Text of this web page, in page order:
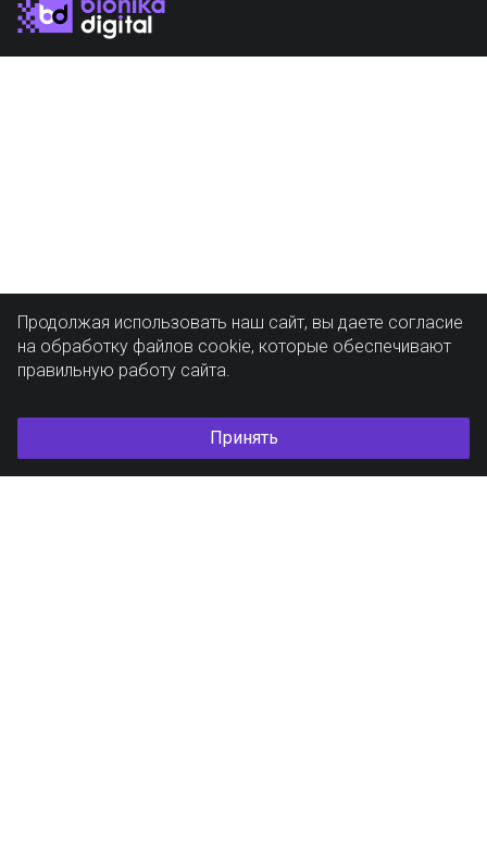
Продолжая использовать наш сайт, вы даете согласие
на обработку файлов cookie, которые обеспечивают
правильную работу сайта.
Принять